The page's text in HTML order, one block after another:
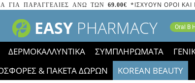
ΓΙΑ ΠΑΡΑΓΓΕΛΙΕΣ ΑΝΩ ΤΩΝ 69.00€ *ΙΣΧΥΟΥΝ ΟΡΟΙ
EASY PHARMACY Oral B
ΔΕΡΜΟΚΑΛΛΥΝΤΙΚΑ ΣΥΜΠΛΗΡΩΜΑΤΑ
& ΠΑΚΕΤΑ ΔΩΡΩΝ
KOREAN BEAUTY
εικονίδια των εκπτώσεων έφυγαν, οι χαμηλές μας